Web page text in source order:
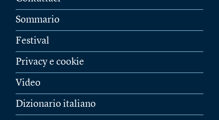
Sommario
Festival
Privacy e cookie
Video
Dizionario italiano